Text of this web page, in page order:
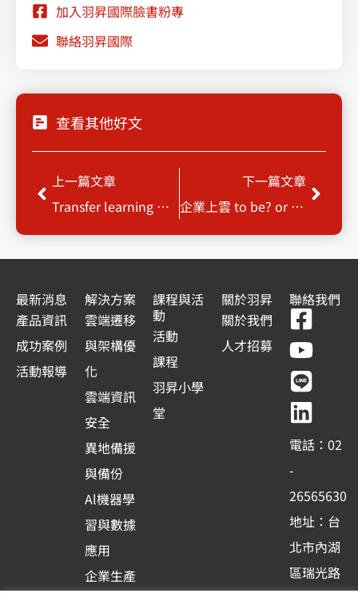
加入羽昇國際臉書粉專
聯絡羽昇國際
查看其他好文
上一頁
上一篇文章
Transfer learning 初體驗
下一篇文章
企業上雲 to be? or not to be?
下一
最新消息
產品資訊
成功案例
活動報導
解決方案
雲端遷移
與架構優
化
雲端資訊
安全
異地備援
與備份
Al機器學
習與數據
應用
企業生產
課程與活
動
活動
課程
羽昇小學
堂
關於羽昇
關於我們
人才招募
聯絡我們
F
a
c
e
b
o
o
k
-
s
q
u
Y
o
u
t
u
b
e
L
i
n
e
L
i
n
k
e
d
i
n
電話：02
-
26565630
地址：台
北市內湖
區瑞光路